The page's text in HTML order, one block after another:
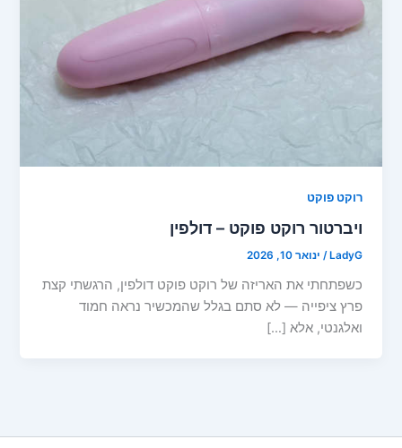
רוקט פוקט
ויברטור רוקט פוקט – דולפין
LadyG
/ ינואר 10, 2026
כשפתחתי את האריזה של רוקט פוקט דולפין, הרגשתי קצת
פרץ ציפייה — לא סתם בגלל שהמכשיר נראה חמוד
ואלגנטי, אלא […]